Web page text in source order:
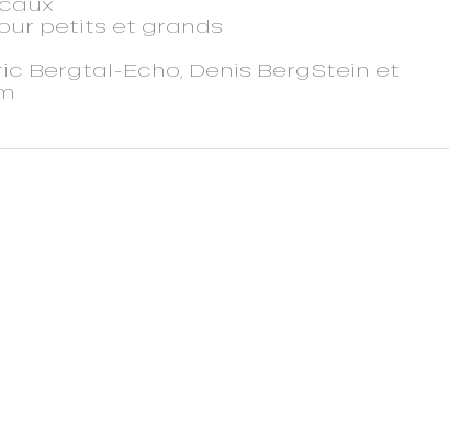
petits et grands
Bergtal-Echo, Denis BergStein et